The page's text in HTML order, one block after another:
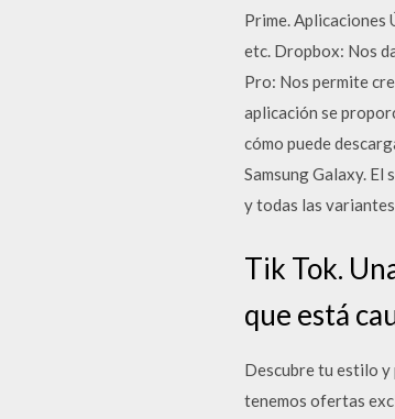
Prime. Aplicaciones
etc. Dropbox: Nos
Pro: Nos permite
aplicación se
cómo puede
Samsung Galaxy. El
y todas las
Tik Tok.
que está
Descubre tu estilo y
tenemos ofertas